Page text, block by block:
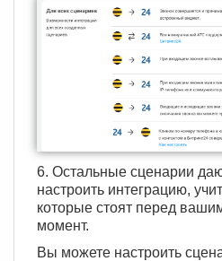
6. Остальные сценарии
настроить интеграцию,
которые стоят перед
момент.
Вы можете настроить